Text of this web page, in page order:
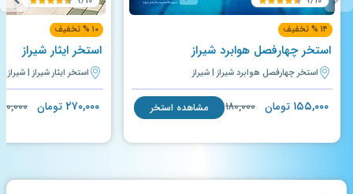
۱۴ % تخفیف
استخر چهارفصل هوابرد شیراز
استخر چهارفصل هوابرد شیراز | شیراز
۱۵۵,۰۰۰ تومان ۱۸۰,۰۰۰ مشاهده استخر
۱۰ % تخفیف
استخر ایثار شیراز
استخر ایثار شیراز | شیراز
۲۷۰,۰۰۰تومان